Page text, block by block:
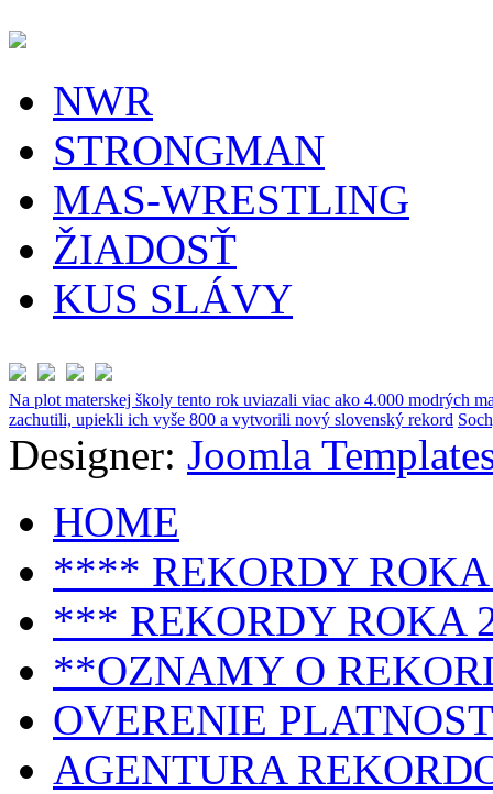
NWR
STRONGMAN
MAS-WRESTLING
ŽIADOSŤ
KUS SLÁVY
Na plot materskej školy tento rok uviazali viac ako 4.000 modrých
zachutili, upiekli ich vyše 800 a vytvorili nový slovenský rekord
Designer: Joomla
HOME
**** REKORDY ROKA
*** REKORDY ROKA
**OZNAMY O
OVERENIE
AGENTURA